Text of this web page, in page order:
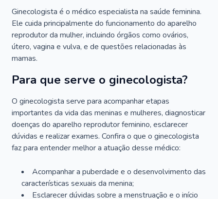
Ginecologista é o médico especialista na saúde feminina.
Ele cuida principalmente do funcionamento do aparelho
reprodutor da mulher, incluindo órgãos como ovários,
útero, vagina e vulva, e de questões relacionadas às
mamas.
Para que serve o ginecologista?
O ginecologista serve para acompanhar etapas
importantes da vida das meninas e mulheres, diagnosticar
doenças do aparelho reprodutor feminino, esclarecer
dúvidas e realizar exames. Confira o que o ginecologista
faz para entender melhor a atuação desse médico:
Acompanhar a puberdade e o desenvolvimento das
características sexuais da menina;
Esclarecer dúvidas sobre a menstruação e o início